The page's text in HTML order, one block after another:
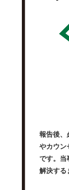
報告後、
やカウン
です。当
解決する